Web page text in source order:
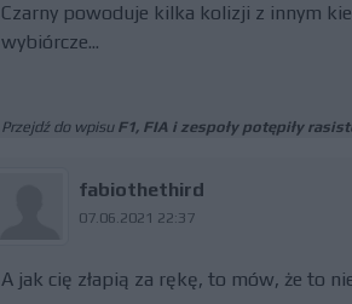
Czarny powoduje kilka kolizji z innym
wybiórcze...
Przejdź do wpisu F1, FIA i zespoły potępiły
fabiothethird
07.06.2021 22:37
A jak cię złapią za rękę, to mów, że to